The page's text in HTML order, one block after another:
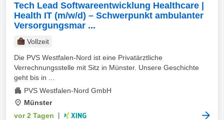
Tech Lead Softwareentwicklung Healthcare |
Health IT (m/w/d) – Schwerpunkt ambulanter
Versorgungsmar ...
Vollzeit
Die PVS Westfalen-Nord ist eine Privatärztliche
Verrechnungsstelle mit Sitz in Münster. Unsere Geschichte
geht bis in ...
PVS Westfalen-Nord GmbH
Münster
vor 2 Tagen